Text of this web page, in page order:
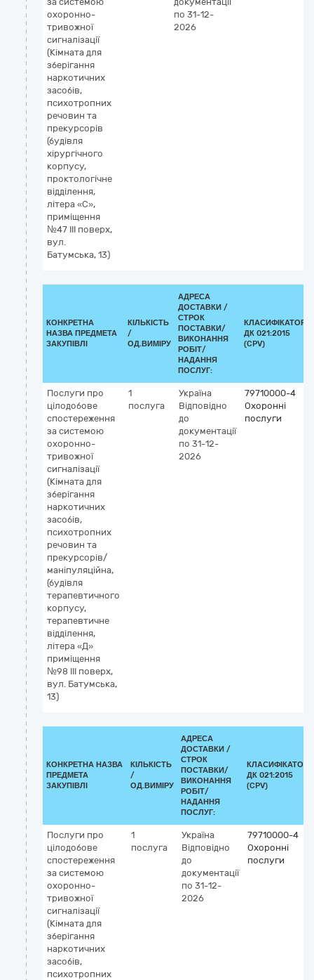
охоронно-
тривожної
сигналізації
(Кімната для
зберігання
наркотичних
засобів,
психотропних
речовин та
прекурсорів
(будівля
хірургічного
корпусу,
проктологічне
відділення,
літера «С»,
приміщення
№47 IІІ поверх,
вул.
Батумська, 13)
по 31-12-
2026
КОНКРЕТНА
НАЗВА ПРЕДМЕТА
ЗАКУПІВЛІ
КІЛЬКІСТЬ
/
ОД.ВИМІРУ
АДРЕСА
ДОСТАВКИ /
СТРОК
ПОСТАВКИ/
ВИКОНАННЯ
РОБІТ/
НАДАННЯ
ПОСЛУГ:
КЛАСИФІКАТОР
ДК 021:2015
(CPV)
Послуги про
цілодобове
спостереження
за системою
охоронно-
тривожної
сигналізації
(Кімната для
зберігання
наркотичних
засобів,
психотропних
речовин та
прекурсорів/
маніпуляційна,
(будівля
терапевтичного
корпусу,
терапевтичне
відділення,
літера «Д»
приміщення
№98 ІІІ поверх,
вул. Батумська,
13)
1
послуга
Україна
Відповідно
до
документації
по 31-12-
2026
79710000-4
Охоронні
послуги
КОНКРЕТНА НАЗВА
ПРЕДМЕТА
ЗАКУПІВЛІ
КІЛЬКІСТЬ
/
ОД.ВИМІРУ
АДРЕСА
ДОСТАВКИ /
СТРОК
ПОСТАВКИ/
ВИКОНАННЯ
РОБІТ/
НАДАННЯ
ПОСЛУГ:
КЛАСИФІКАТОР
ДК 021:2015
(CPV)
Послуги про
цілодобове
спостереження
за системою
охоронно-
тривожної
сигналізації
(Кімната для
зберігання
наркотичних
засобів,
психотропних
1
послуга
Україна
Відповідно
до
документації
по 31-12-
2026
79710000-4
Охоронні
послуги